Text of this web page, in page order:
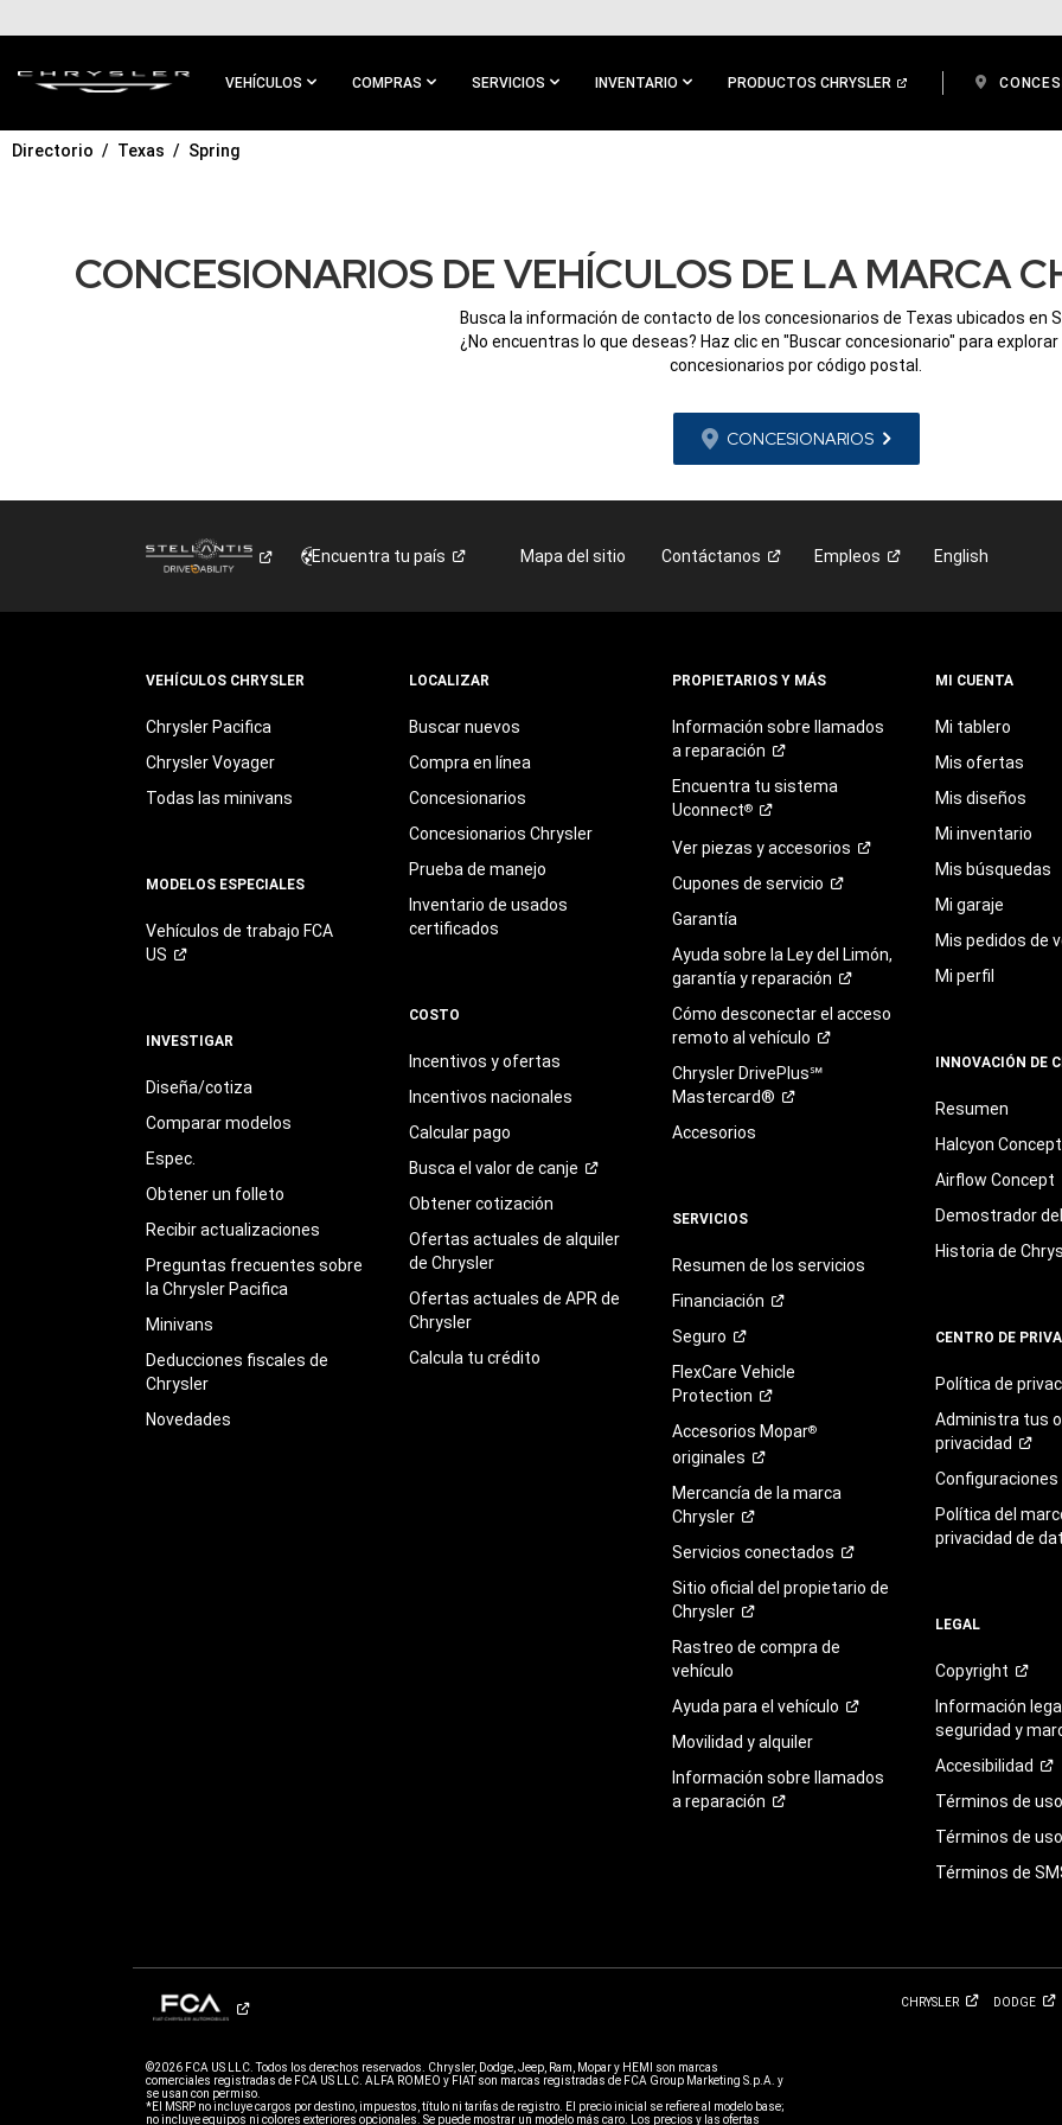
CONTENIDO
VEHÍCULOS COMPRAS SERVICIOS INVENTARIO PRODUCTOS CHRYSLER
IR A
Directorio Texas Spring
CONCESIONARIOS DE VEHÍCULOS DE LA MARCA
Busca la información de contacto de los concesionarios de Texas ubicados en
¿No encuentras lo que deseas? Haz clic en "Buscar concesionario" para
concesionarios por código postal.
CONCESIONARIOS
Encuentra tu país Mapa del sitio Contáctanos Empleos English
VEHÍCULOS CHRYSLER
Chrysler Pacifica
Chrysler Voyager
Todas las minivans
MODELOS ESPECIALES
Vehículos de trabajo FCA
US
INVESTIGAR
Diseña/cotiza
Comparar modelos
Espec.
Obtener un folleto
Recibir actualizaciones
Preguntas frecuentes sobre
la Chrysler Pacifica
Minivans
Deducciones fiscales de
Chrysler
Novedades
LOCALIZAR
Buscar nuevos
Compra en línea
Concesionarios
Concesionarios Chrysler
Prueba de manejo
Inventario de usados
certificados
COSTO
Incentivos y ofertas
Incentivos nacionales
Calcular pago
Busca el valor de canje
Obtener cotización
Ofertas actuales de alquiler
de Chrysler
Ofertas actuales de APR de
Chrysler
Calcula tu crédito
PROPIETARIOS Y MÁS
Información sobre llamados
a reparación
Encuentra tu sistema
Uconnect®
Ver piezas yaccesorios
Cupones de servicio
Garantía
Ayuda sobre la Ley del Limón,
garantía yreparación
Cómo desconectar el acceso
remoto al vehículo
Chrysler DrivePlus℠
Mastercard®
Accesorios
SERVICIOS
Resumen de los servicios
Financiación
Seguro
FlexCare Vehicle
Protection
Accesorios Mopar®
originales
Mercancía de la marca
Chrysler
Servicios conectados
Sitio oficial del propietario de
Chrysler
Rastreo de compra de
vehículo
Ayuda para el vehículo
Movilidad y alquiler
Información sobre llamados
a reparación
MI CUENTA
Mi tablero
Mis ofertas
Mis diseños
Mi inventario
Mis búsquedas
Mi garaje
Mis pedidos de
Mi perfil
INNOVACIÓN DE
Resumen
Halcyon Concept
Airflow Concept
Demostrador
Historia de
CENTRO DE
Política de
Administra tus
privacidad
Configuraciones
Política del
privacidad de
LEGAL
Copyright
Información
seguridad y
Accesibilidad
Términos deuso
Términos de
Términos de
CHRYSLER DODGE
©2026 FCA US LLC. Todos los derechos reservados. Chrysler, Dodge, Jeep, Ram, Mopar y HEMI son marcas
comerciales registradas de FCA US LLC. ALFA ROMEO y FIAT son marcas registradas de FCA Group Marketing S.p.A. y
se usan con permiso.
*El MSRP no incluye cargos por destino, impuestos, título ni tarifas de registro. El precio inicial se refiere al modelo base;
no incluye equipos ni colores exteriores opcionales. Se puede mostrar un modelo más caro. Los precios y las ofertas